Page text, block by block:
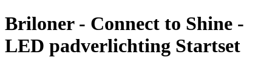
Briloner - Connect to Shine -
LED padverlichting Startset